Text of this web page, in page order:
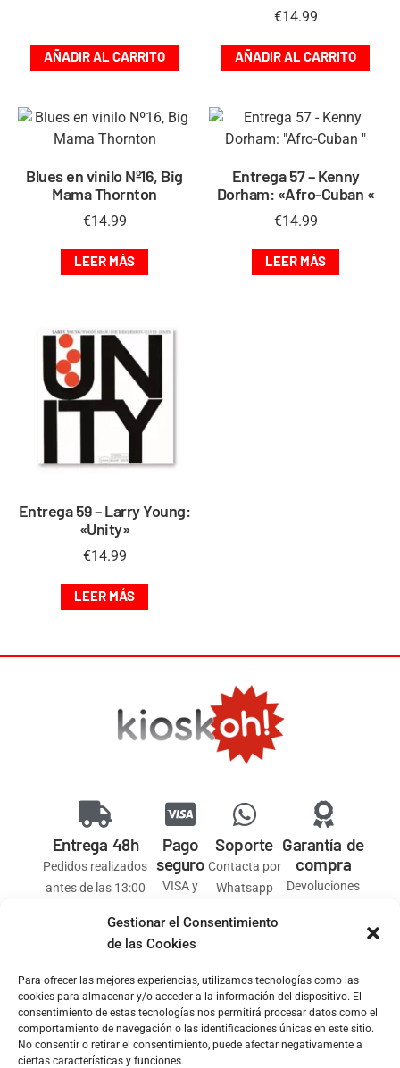
Gestionar el Consentimiento
de las Cookies
Para ofrecer las mejores experiencias, utilizamos tecnologías como las
cookies para almacenar y/o acceder a la información del dispositivo. El
consentimiento de estas tecnologías nos permitirá procesar datos como el
comportamiento de navegación o las identificaciones únicas en este sitio.
No consentir o retirar el consentimiento, puede afectar negativamente a
ciertas características y funciones.
AÑADIR AL CARRITO
€14.99
AÑADIR AL CARRITO
Blues en vinilo Nº16, Big
Mama Thornton
€14.99
LEER MÁS
Entrega 57 – Kenny
Dorham: «Afro-Cuban «
€14.99
LEER MÁS
Entrega 59 – Larry Young:
«Unity»
€14.99
LEER MÁS
Entrega 48h
Pedidos realizados
antes de las 13:00
Pago
seguro
VISA y
Soporte
Contacta por
Whatsapp
Garantía de
compra
Devoluciones
Política de privacidad
Política de envíos y
devoluciones
Cajal, 158, 08024
Barcelona
657101408
info@kioskoh.com